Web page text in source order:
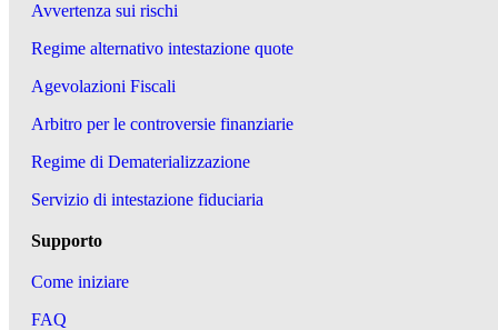
Avvertenza sui rischi
Regime alternativo intestazione quote
Agevolazioni Fiscali
Arbitro per le controversie finanziarie
Regime di Dematerializzazione
Servizio di intestazione fiduciaria
Supporto
Come iniziare
FAQ